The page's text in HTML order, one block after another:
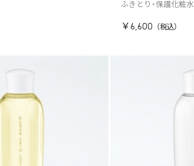
ふきとり・保護化粧水
￥6,600